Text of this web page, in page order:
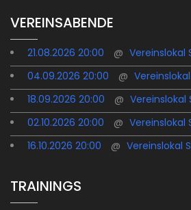
VEREINSABENDE
21.08.2026 20:00 @ Vereinslokal
04.09.2026 20:00
@
18.09.2026 20:00
@ Vereinslokal
02.10.2026 20:00
@ Vereinslokal
16.10.2026 20:00
@ Vereinslokal
TRAININGS